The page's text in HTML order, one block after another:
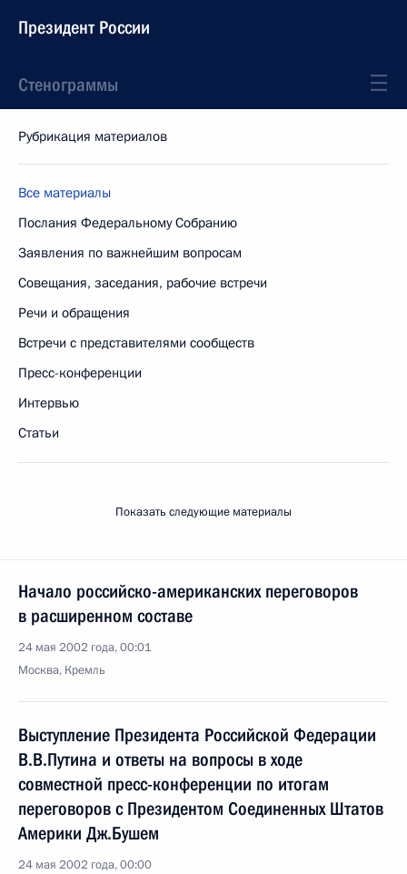
Президент России
Стенограммы
Рубрикация материалов
Все материалы
Послания Федеральному Собранию
Заявления по важнейшим вопросам
Совещания, заседания, рабочие встречи
Речи и обращения
Встречи с представителями сообществ
Пресс-конференции
Интервью
Статьи
Показать следующие материалы
Начало российско-американских переговоров
в расширенном составе
24 мая 2002 года, 00:01
Москва, Кремль
Выступление Президента Российской Федерации
В.В.Путина и ответы на вопросы в ходе
совместной пресс-конференции по итогам
переговоров с Президентом Соединенных Штатов
Америки Дж.Бушем
24 мая 2002 года, 00:00